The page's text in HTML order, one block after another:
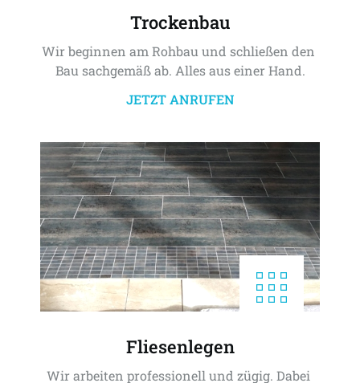
Trockenbau
Wir beginnen am Rohbau und schließen den
Bau sachgemäß ab. Alles aus einer Hand.
JETZT ANRUFEN
Fliesenlegen
Wir arbeiten professionell und zügig. Dabei